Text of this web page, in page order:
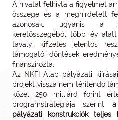
A hivatal felhívta a figyelmet
összege és a meghirdetett
azonosak, ugyanis a
keretösszegéből több év
tavalyi kifizetés jelentős
támogatói döntések
finanszírozta.
Az NKFI Alap pályázati
projekt vissza nem térítendő
közel 250 milliárd forint
programstratégiája szerint
pályázati konstrukciók teljes